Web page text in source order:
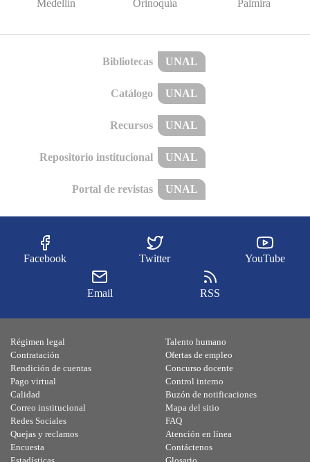
Medellín Orinoquía Palmira
Bibliotecas UNAL
Catálogo UNAL
Recursos UNAL
Repositorio institucional UNAL
Portal de revistas UNAL
Facebook Twitter YouTube
Email RSS
Régimen legal
Contratación
Rendición de cuentas
Pago virtual
Calidad
Talento humano
Ofertas de empleo
Concurso docente
Control interno
Buzón de notificaciones
Correo institucional
Redes Sociales
Quejas y reclamos
Encuesta
Mapa del sitio
FAQ
Atención en línea
Contáctenos